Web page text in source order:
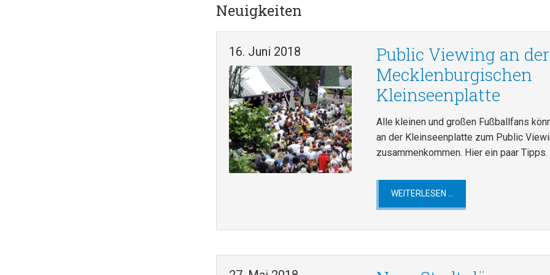
Neuigkeiten
16. Juni 2018
Public Viewing an der
Mecklenburgischen
Kleinseenplatte
Alle kleinen und großen Fußballfans
an der Kleinseenplatte zum Public
zusammenkommen. Hier ein paar Tipps.
WEITERLESEN …
VIEWING
MECKLENBURGISCHEN
KLEINSEENPLATTE